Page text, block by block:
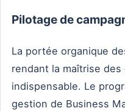
Pilotage de
La portée organique
rendant la maîtrise
indispensable. Le
gestion de Business